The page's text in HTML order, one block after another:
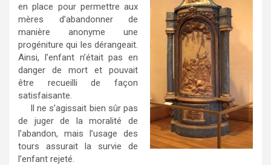
b
o
o
t
r
l
en place pour permettre aux
mères d’abandonner de
manière anonyme une
progéniture qui les dérangeait.
Ainsi, l’enfant n’était pas en
danger de mort et pouvait
être recueilli de façon
satisfaisante.
Il ne s’agissait bien sûr pas
de juger de la moralité de
l’abandon, mais l’usage des
tours assurait la survie de
l’enfant rejeté.